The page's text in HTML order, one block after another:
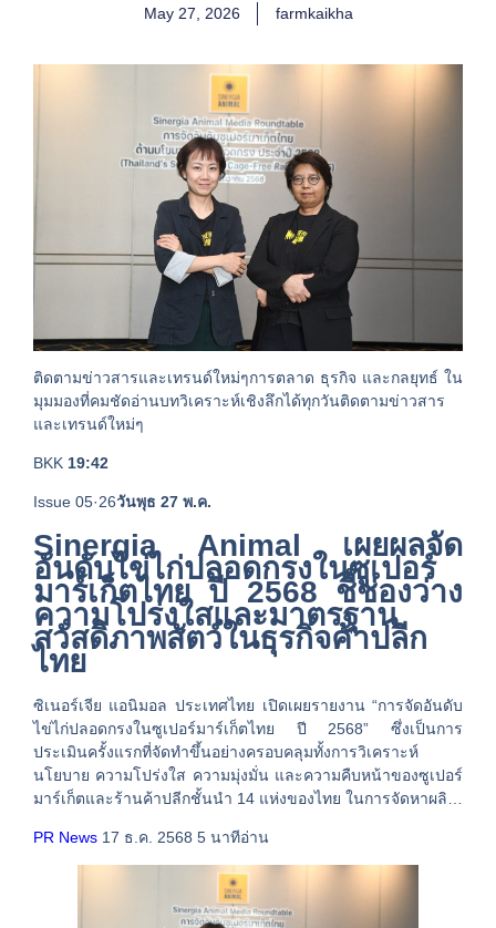
May 27, 2026 farmkaikha
ติดตามข่าวสารและเทรนด์ใหม่ๆการตลาด ธุรกิจ และกลยุทธ์ ใน
มุมมองที่คมชัดอ่านบทวิเคราะห์เชิงลึกได้ทุกวันติดตามข่าวสาร
และเทรนด์ใหม่ๆ
BKK 19:42
Issue 05·26วันพุธ 27 พ.ค.
Sinergia Animal เผยผลจัด
อันดับไข่ไก่ปลอดกรงในซูเปอร์
มาร์เก็ตไทย ปี 2568 ชี้ช่องว่าง
ความโปร่งใสและมาตรฐาน
สวัสดิภาพสัตว์ในธุรกิจค้าปลีก
ไทย
ซิเนอร์เจีย แอนิมอล ประเทศไทย เปิดเผยรายงาน “การจัดอันดับ
ไข่ไก่ปลอดกรงในซูเปอร์มาร์เก็ตไทย ปี 2568” ซึ่งเป็นการ
ประเมินครั้งแรกที่จัดทำขึ้นอย่างครอบคลุมทั้งการวิเคราะห์
นโยบาย ความโปร่งใส ความมุ่งมั่น และความคืบหน้าของซูเปอร์
มาร์เก็ตและร้านค้าปลีกชั้นนำ 14 แห่งของไทย ในการจัดหาผลิ…
PR News17 ธ.ค. 2568 5 นาทีอ่าน